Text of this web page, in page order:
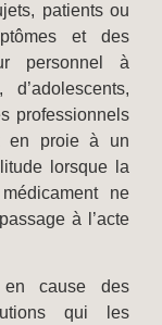
patients ou
et des
personnel à
d’adolescents,
professionnels
en proie à un
lorsque la
ne
à l’acte
cause des
qui les